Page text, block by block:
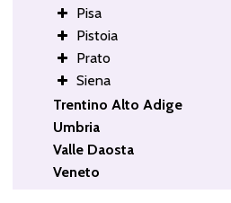
Pisa
Pistoia
Prato
Siena
Trentino Alto Adige
Umbria
Valle Daosta
Veneto